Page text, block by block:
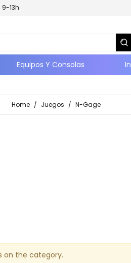
9-13h
Equipos Y Consolas
Home / Juegos / N-Gage
on the category.